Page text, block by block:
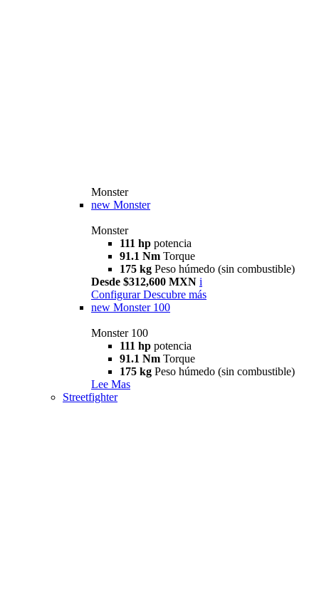
Monster
new Monster
Monster
111 hp potencia
91.1 Nm Torque
175 kg Peso húmedo (sin combustible)
Desde $312,600 MXN i
Configurar Descubre más
new Monster 100
Monster 100
111 hp potencia
91.1 Nm Torque
175 kg Peso húmedo (sin combustible)
Lee Mas
Streetfighter